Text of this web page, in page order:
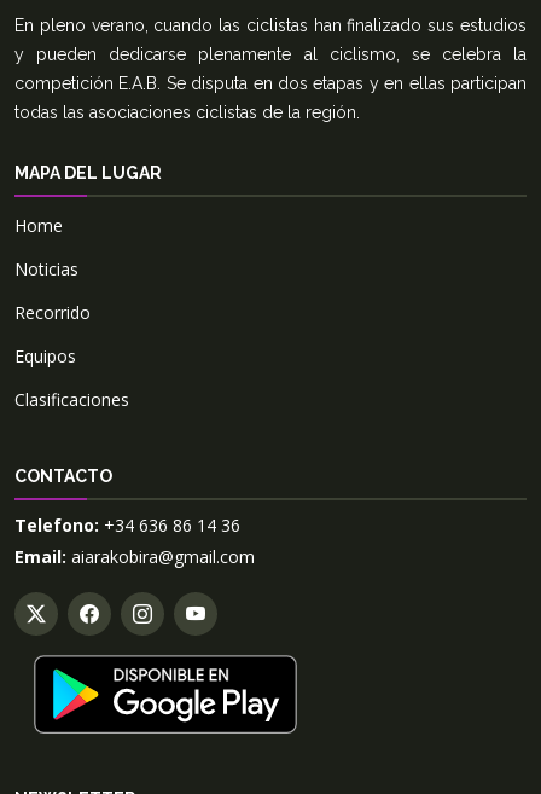
En pleno verano, cuando las ciclistas han finalizado sus estudios
y pueden dedicarse plenamente al ciclismo, se celebra la
competición E.A.B. Se disputa en dos etapas y en ellas participan
todas las asociaciones ciclistas de la región.
MAPA DEL LUGAR
Home
Noticias
Recorrido
Equipos
Clasificaciones
CONTACTO
Telefono: +34 636 86 14 36
Email: aiarakobira@gmail.com